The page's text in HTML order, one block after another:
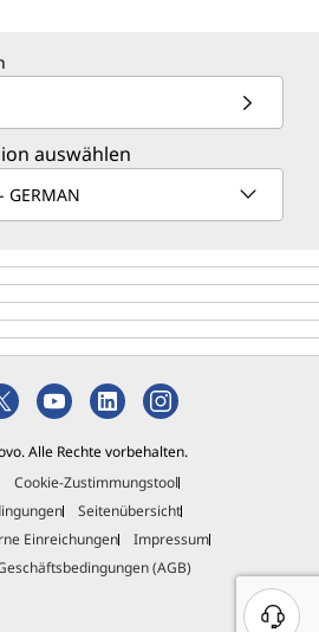
auswählen
GERMAN
Alle Rechte vorbehalten.
Cookie-Zustimmungstool
Seitenübersicht
Einreichungen
Impressum
(AGB)